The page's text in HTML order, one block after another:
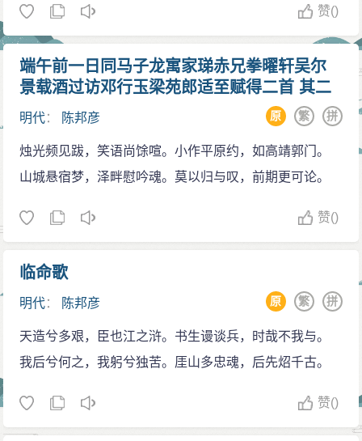
朝也步了弘光朝的后尘。此时，苏观生急于回广州拥立
新主，置邦彦的凭借五岭和韩江天险，抵挡北、东两面
来敌，以保住广东，建立巩固的根据地的建议于不顾，
下令全军撤防。邦彦要苏观生火速率主力取道惠州和潮
州，救援尚在苦撑的泉（州）、漳（州）前线守军，并
1646年（隆武二年），陈邦彦化名潜入高明县山区
重组反清武装，并会同义军余龙部进击广州、顺德两
地。清将李成栋攻陷肇庆，深入广西腹地追赶永历君
臣。不久，佟养甲、李成栋部清军偷袭广州，绍武政权
军乘胜追入广西，永历朝廷岌岌可危。
陈邦彦救主心切，跑到顺德请余龙帮忙。余龙等人
本是当年明将万元吉在广东招募的援赣部队，赣州失陷
赞()
端午前一日同马子龙寓家珶赤兄拳曜轩吴尔
景载酒过访邓行玉梁苑郎适至赋得二首 其二
明代： 陈邦彦 拼
繁
原
烛光频见跋，笑语尚馀喧。小作平原约，如高靖郭门。
山城悬宿梦，泽畔慰吟魂。莫以归与叹，前期更可论。
赞()
临命歌
明代： 陈邦彦 拼
繁
原
天造兮多艰，臣也江之浒。书生谩谈兵，时哉不我与。
我后兮何之，我躬兮独苦。厓山多忠魂，后先炤千古。
赞()